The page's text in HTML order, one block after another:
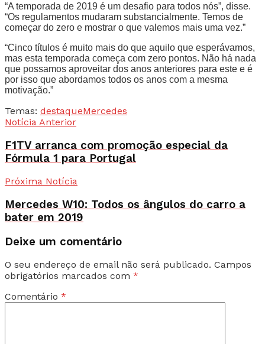
“A temporada de 2019 é um desafio para todos nós”, disse.
“Os regulamentos mudaram substancialmente. Temos de
começar do zero e mostrar o que valemos mais uma vez.”
“Cinco títulos é muito mais do que aquilo que esperávamos,
mas esta temporada começa com zero pontos. Não há nada
que possamos aproveitar dos anos anteriores para este e é
por isso que abordamos todos os anos com a mesma
motivação.”
Temas: destaqueMercedes
Notícia Anterior
F1TV arranca com promoção especial da
Fórmula 1 para Portugal
Próxima Notícia
Mercedes W10: Todos os ângulos do carro a
bater em 2019
Deixe um comentário
O seu endereço de email não será publicado. Campos
obrigatórios marcados com *
Comentário *